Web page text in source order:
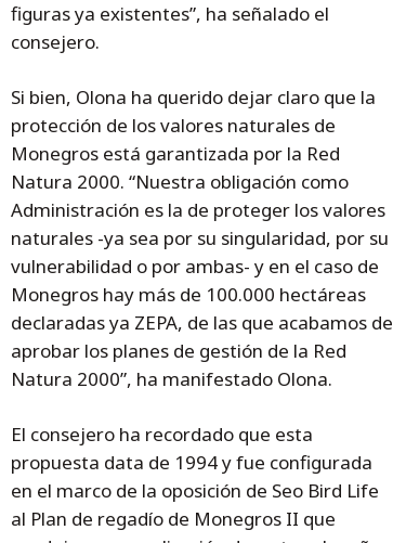
figuras ya existentes”, ha señalado el
consejero.
Si bien, Olona ha querido dejar claro que la
protección de los valores naturales de
Monegros está garantizada por la Red
Natura 2000. “Nuestra obligación como
Administración es la de proteger los valores
naturales -ya sea por su singularidad, por su
vulnerabilidad o por ambas- y en el caso de
Monegros hay más de 100.000 hectáreas
declaradas ya ZEPA, de las que acabamos de
aprobar los planes de gestión de la Red
Natura 2000”, ha manifestado Olona.
El consejero ha recordado que esta
propuesta data de 1994 y fue configurada
en el marco de la oposición de Seo Bird Life
al Plan de regadío de Monegros II que